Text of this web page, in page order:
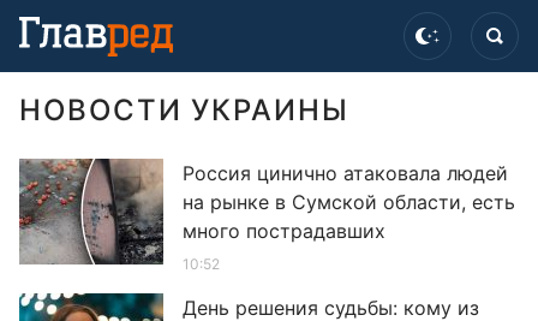
НОВОСТИ УКРАИНЫ
Россия цинично атаковала людей
на рынке в Сумской области, есть
много пострадавших
10:52
День решения судьбы: кому из